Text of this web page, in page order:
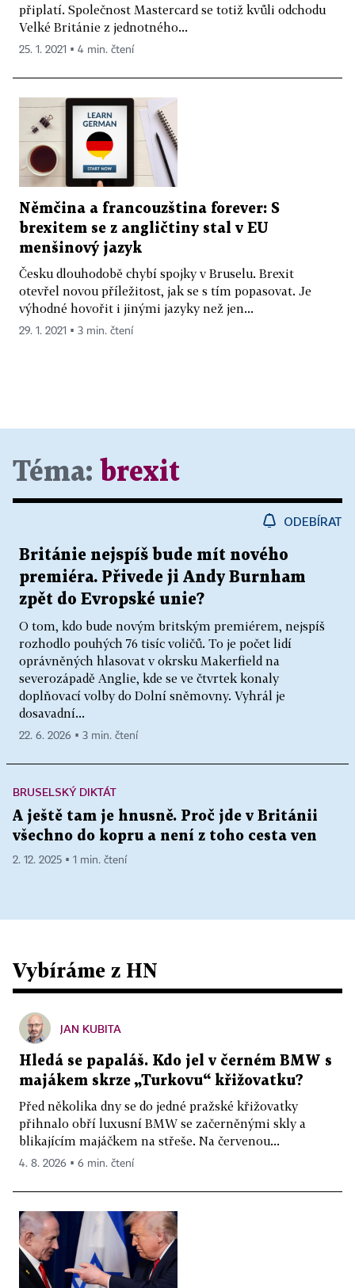
připlatí. Společnost Mastercard se totiž kvůli odchodu
Velké Británie z jednotného...
25. 1. 2021 ▪ 4 min. čtení
Němčina a francouzština forever: S
brexitem se z angličtiny stal v EU
menšinový jazyk
Česku dlouhodobě chybí spojky v Bruselu. Brexit
otevřel novou příležitost, jak se s tím popasovat. Je
výhodné hovořit i jinými jazyky než jen...
29. 1. 2021 ▪ 3 min. čtení
Téma: brexit
ODEBÍRAT
Británie nejspíš bude mít nového
premiéra. Přivede ji Andy Burnham
zpět do Evropské unie?
O tom, kdo bude novým britským premiérem, nejspíš
rozhodlo pouhých 76 tisíc voličů. To je počet lidí
oprávněných hlasovat v okrsku Makerfield na
severozápadě Anglie, kde se ve čtvrtek konaly
doplňovací volby do Dolní sněmovny. Vyhrál je
dosavadní...
22. 6. 2026 ▪ 3 min. čtení
BRUSELSKÝ DIKTÁT
A ještě tam je hnusně. Proč jde v Británii
všechno do kopru a není z toho cesta ven
2. 12. 2025 ▪ 1 min. čtení
Vybíráme z HN
JAN KUBITA
Hledá se papaláš. Kdo jel v černém BMW s
majákem skrze „Turkovu“ křižovatku?
Před několika dny se do jedné pražské křižovatky
přihnalo obří luxusní BMW se začerněnými skly a
blikajícím majáčkem na střeše. Na červenou...
4. 8. 2026 ▪ 6 min. čtení